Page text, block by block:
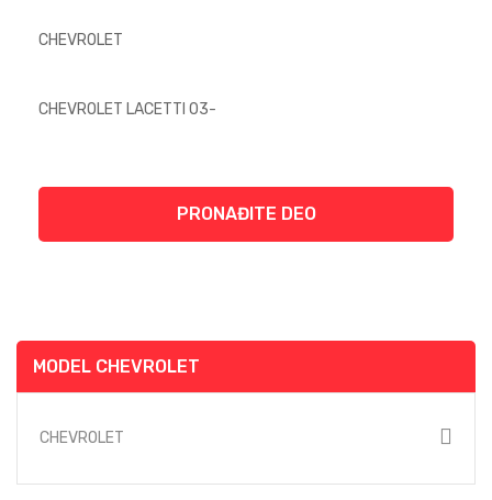
PRONAĐITE DEO
MODEL CHEVROLET
CHEVROLET